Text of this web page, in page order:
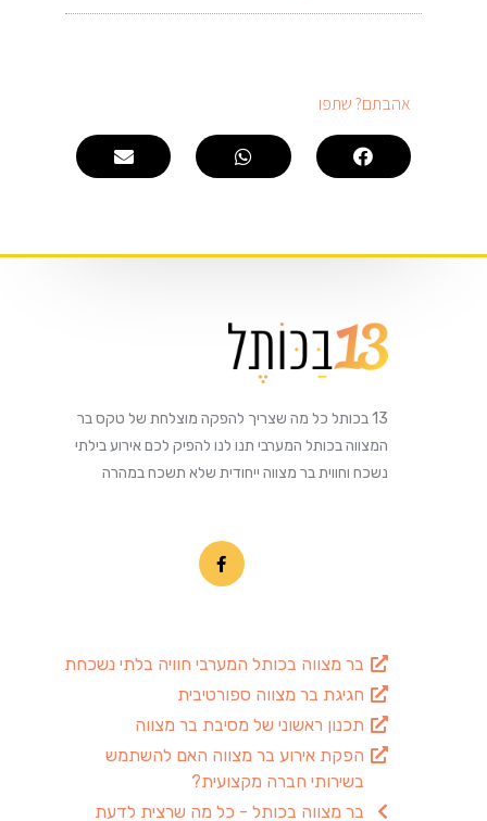
אהבתם? שתפו​
13 בכותל כל מה שצריך להפקה מוצלחת של טקס בר
המצווה בכותל המערבי תנו לנו להפיק לכם אירוע בילתי
נשכח וחווית בר מצווה ייחודית שלא תשכח במהרה
בר מצווה בכותל המערבי חוויה בלתי נשכחת
חגיגת בר מצווה ספורטיבית
תכנון ראשוני של מסיבת בר מצווה
הפקת אירוע בר מצווה האם להשתמש
בשירותי חברה מקצועית?
בר מצווה בכותל - כל מה שרצית לדעת